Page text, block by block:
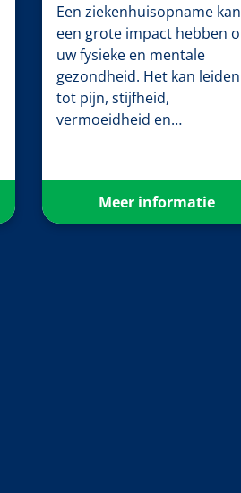
Een ziekenhuisopname kan
een grote impact hebben
uw fysieke en mentale
gezondheid. Het kan leiden
tot pijn, stijfheid,
vermoeidheid en…
Meer informatie